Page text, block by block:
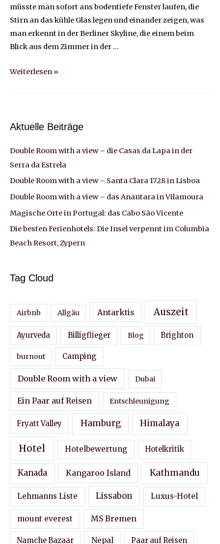
müsste man sofort ans bodentiefe Fenster laufen, die
Stirn an das kühle Glas legen und einander zeigen, was
man erkennt in der Berliner Skyline, die einem beim
Blick aus dem Zimmer in der …
Double
view.
Astoria,
Berlin:
Legende
legendären
Ort
Weiterlesen »
Aktuelle Beiträge
Double Room with a view – die Casas da Lapa in der
Serra da Estrela
Double Room with a view – Santa Clara 1728 in Lisboa
Double Room with a view – das Anantara in Vilamoura
Magische Orte in Portugal: das Cabo São Vicente
Die besten Ferienhotels: Die Insel verpennt im Columbia
Beach Resort, Zypern
Tag Cloud
Airbnb Allgäu Antarktis Auszeit
Ayurveda Billigflieger Blog Brighton
burnout Camping
Double Room with a view Dubai
Ein Paar auf Reisen Entschleunigung
Fryatt Valley Hamburg Himalaya
Hotel Hotelbewertung Hotelkritik
Kanada Kangaroo Island Kathmandu
Lehmanns Liste Lissabon Luxus-Hotel
mount everest MS Bremen
Namche Bazaar Nepal Paar auf Reisen